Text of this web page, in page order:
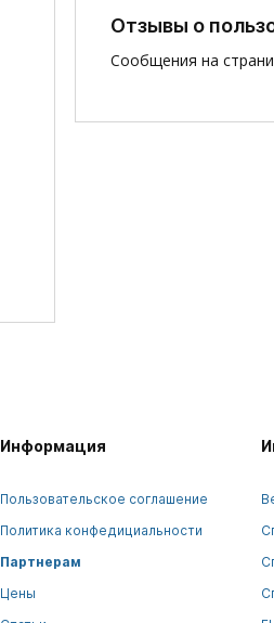
Отзывы о
Сообщения на
Информация
Пользовательское соглашение
Политика конфедициальности
Партнерам
Цены